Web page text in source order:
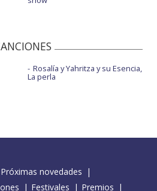
Rosalía y Yahritza y su Esencia,
La perla
Próximas novedades
Festivales
Premios